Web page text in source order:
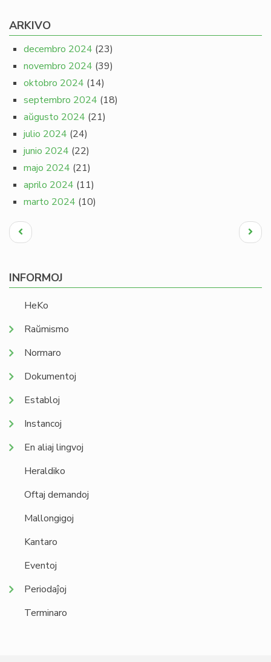
ARKIVO
decembro 2024 (23)
novembro 2024 (39)
oktobro 2024 (14)
septembro 2024 (18)
aŭgusto 2024 (21)
julio 2024 (24)
junio 2024 (22)
majo 2024 (21)
aprilo 2024 (11)
marto 2024 (10)
Pagination
Antaŭa
paĝo
Next
page
INFORMOJ
HeKo
Raŭmismo
Normaro
Dokumentoj
Establoj
Instancoj
En aliaj lingvoj
Heraldiko
Oftaj demandoj
Mallongigoj
Kantaro
Eventoj
Periodaĵoj
Terminaro